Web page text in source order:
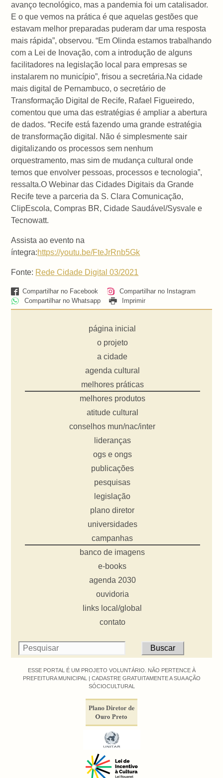
avanço tecnológico, mas a pandemia foi um catalisador.
E o que vemos na prática é que aquelas gestões que
estavam melhor preparadas puderam dar uma resposta
mais rápida”, observou. “Em Olinda estamos trabalhando
com a Lei de Inovação, com a introdução de alguns
facilitadores na legislação local para empresas se
instalarem no município”, frisou a secretária.Na cidade
mais digital de Pernambuco, o secretário de
Transformação Digital de Recife, Rafael Figueiredo,
comentou que uma das estratégias é ampliar a abertura
de dados. “Recife está fazendo uma grande estratégia
de transformação digital. Não é simplesmente sair
digitalizando os processos sem nenhum
orquestramento, mas sim de mudança cultural onde
temos que envolver pessoas, processos e tecnologia”,
ressalta.O Webinar das Cidades Digitais da Grande
Recife teve a parceria da S. Clara Comunicação,
ClipEscola, Compras BR, Cidade Saudável/Sysvale e
Tecnowatt.
Assista ao evento na
íntegra:https://youtu.be/FteJrRnb5Gk
Fonte: Rede Cidade Digital 03/2021
Compartilhar no Facebook
Compartilhar no Instagram
Compartilhar no Whatsapp
Imprimir
página inicial
o projeto
a cidade
agenda cultural
melhores práticas
melhores produtos
atitude cultural
conselhos mun/nac/inter
lideranças
ogs e ongs
publicações
pesquisas
legislação
plano diretor
universidades
campanhas
banco de imagens
e-books
agenda 2030
ouvidoria
links local/global
contato
ESSE PORTAL É UM PROJETO VOLUNTÁRIO. NÃO PERTENCE À
PREFEITURA MUNICIPAL | CADASTRE GRATUITAMENTE A SUA AÇÃO
SÓCIOCULTURAL